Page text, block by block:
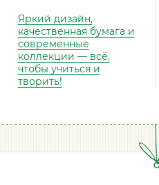
Яркий дизайн,
качественная бумага и
современные
коллекции — всё,
чтобы учиться и
творить!